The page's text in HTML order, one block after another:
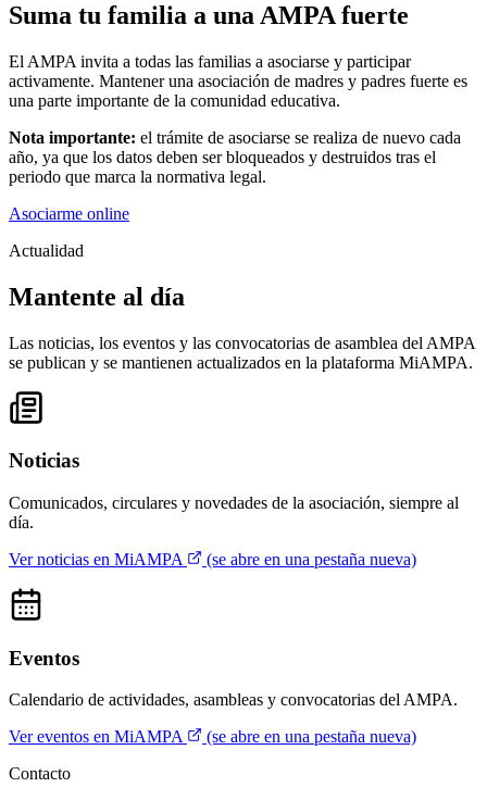
Suma tu familia a una AMPA fuerte
El AMPA invita a todas las familias a asociarse y participar
activamente. Mantener una asociación de madres y padres fuerte es
una parte importante de la comunidad educativa.
Nota importante: el trámite de asociarse se realiza de nuevo cada
año, ya que los datos deben ser bloqueados y destruidos tras el
periodo que marca la normativa legal.
Asociarme online
Actualidad
Mantente al día
Las noticias, los eventos y las convocatorias de asamblea del AMPA
se publican y se mantienen actualizados en la plataforma MiAMPA.
Noticias
Comunicados, circulares y novedades de la asociación, siempre al
día.
Ver noticias en MiAMPA
(se abre en una pestaña nueva)
Eventos
Calendario de actividades, asambleas y convocatorias del AMPA.
Ver eventos en MiAMPA
(se abre en una pestaña nueva)
Contacto